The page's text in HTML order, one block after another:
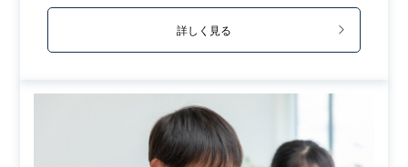
詳しく見る